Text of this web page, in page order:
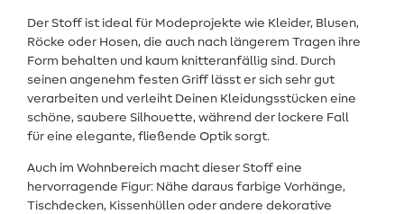
Der Stoff ist ideal für Modeprojekte wie Kleider, Blusen,
Röcke oder Hosen, die auch nach längerem Tragen ihre
Form behalten und kaum knitteranfällig sind. Durch
seinen angenehm festen Griff lässt er sich sehr gut
verarbeiten und verleiht Deinen Kleidungsstücken eine
schöne, saubere Silhouette, während der lockere Fall
für eine elegante, fließende Optik sorgt.
Auch im Wohnbereich macht dieser Stoff eine
hervorragende Figur: Nähe daraus farbige Vorhänge,
Tischdecken, Kissenhüllen oder andere dekorative